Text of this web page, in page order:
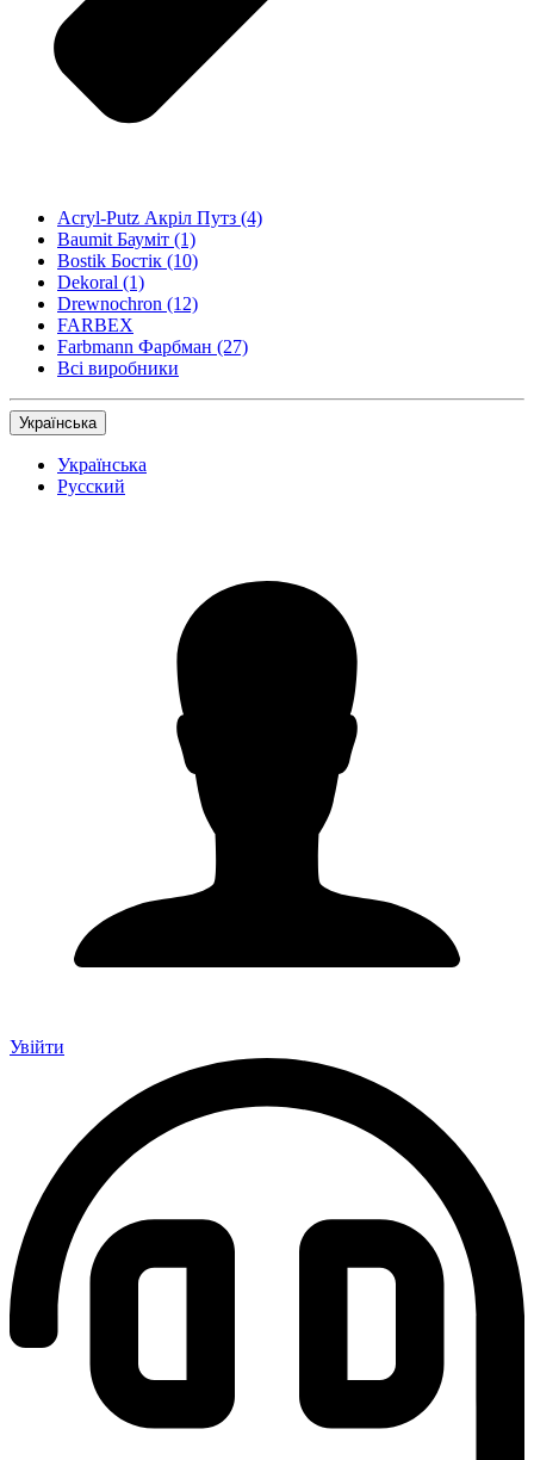
Acryl-Putz Акріл Путз (4)
Baumit Бауміт (1)
Bostik Бостік (10)
Dekoral (1)
Drewnochron (12)
FARBEX
Farbmann Фарбман (27)
Всі виробники
Українська
Українська
Русский
Увійти